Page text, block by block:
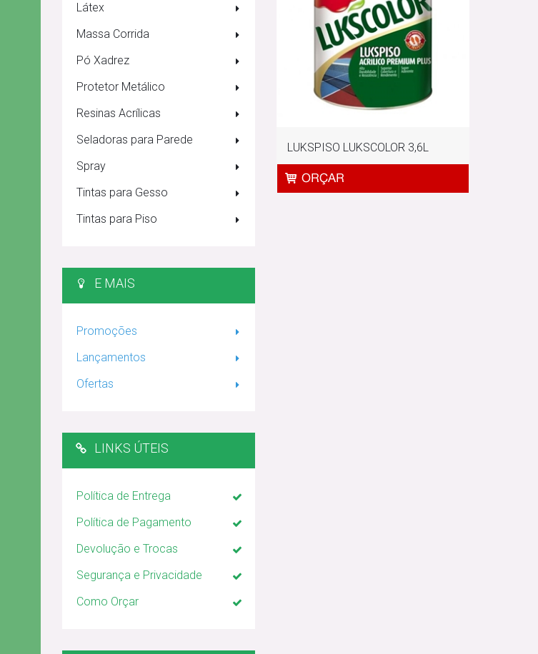
Látex
Massa Corrida
Pó Xadrez
Protetor Metálico
Resinas Acrílicas
Seladoras para Parede
Spray
Tintas para Gesso
Tintas para Piso
E MAIS
Promoções
Lançamentos
Ofertas
LINKS ÚTEIS
Política de Entrega
Política de Pagamento
Devolução e Trocas
Segurança e Privacidade
Como Orçar
LUKSPISO LUKSCOLOR 3,6L